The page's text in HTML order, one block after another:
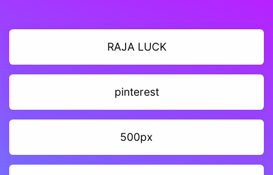
RAJA LUCK
pinterest
500px